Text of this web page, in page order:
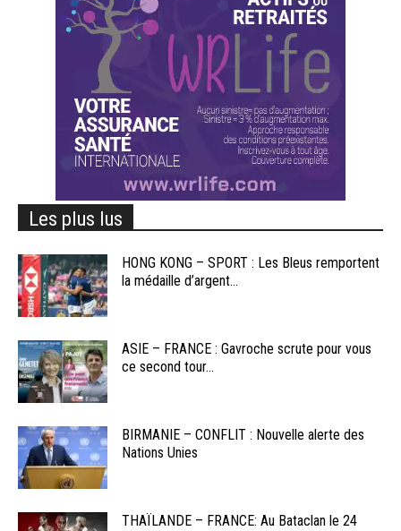
Les plus lus
HONG KONG – SPORT : Les Bleus remportent
la médaille d’argent...
ASIE – FRANCE : Gavroche scrute pour vous
ce second tour...
BIRMANIE – CONFLIT : Nouvelle alerte des
Nations Unies
THAÏLANDE – FRANCE: Au Bataclan le 24